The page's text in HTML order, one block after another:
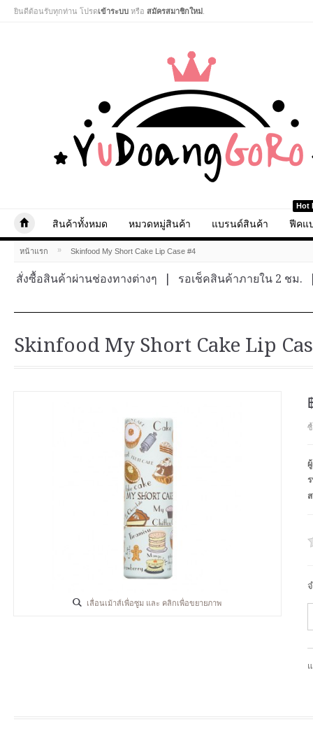
ยินดีต้อนรับทุกท่าน โปรดเข้าระบบ หรือ สมัครสมาชิกใหม่
สินค้าทั้งหมด หมวดหมู่สินค้า แบรนด์สินค้า
Hot
ฟีคแ
หน้าแรก » Skinfood My Short Cake Lip Case #4
สั่งซื้อสินค้าผ่านช่องทางต่างๆ รอเช็คสินค้าภายใน 2 ชม.
Skinfood My Short Cake Lip
เลื่อนเม้าส์เพื่อซูม และ คลิกเพื่อขยายภาพ